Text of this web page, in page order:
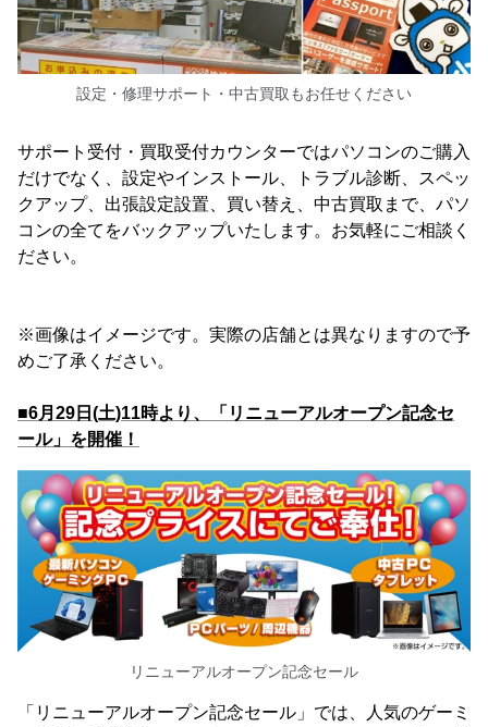
設定・修理サポート・中古買取もお任せください
サポート受付・買取受付カウンターではパソコンのご購入
だけでなく、設定やインストール、トラブル診断、スペッ
クアップ、出張設定設置、買い替え、中古買取まで、パソ
コンの全てをバックアップいたします。お気軽にご相談く
ださい。
※画像はイメージです。実際の店舗とは異なりますので予
めご了承ください。
■6月29日(土)11時より、「リニューアルオープン記念セ
ール」を開催！
リニューアルオープン記念セール
「リニューアルオープン記念セール」では、人気のゲーミ